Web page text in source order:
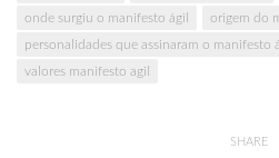
onde surgiu o manifesto ágil
origem do
personalidades que assinaram o manifesto
valores manifesto agil
SHARE